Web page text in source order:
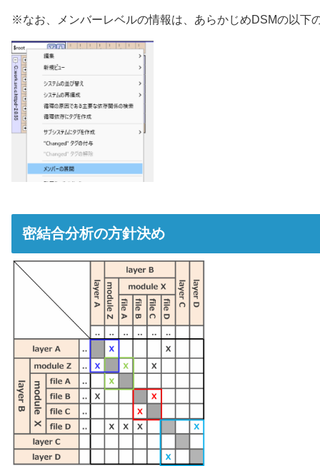
※なお、メンバーレベルの情報は、あらかじめDSMの以下
密結合分析の方針決め